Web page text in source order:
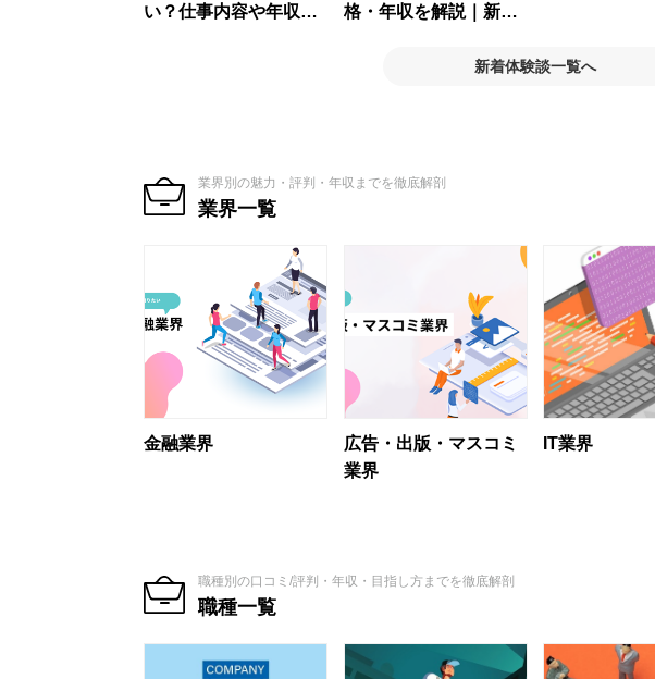
い？仕事内容や年収・
格・年収を解説｜新卒
新着体験談一覧へ
業界別の魅力・評判・年収までを徹底解剖
業界一覧
金融業界
広告・出版・マスコミ
業界
IT業界
職種別の口コミ/評判・年収・目指し方までを徹底解剖
職種一覧